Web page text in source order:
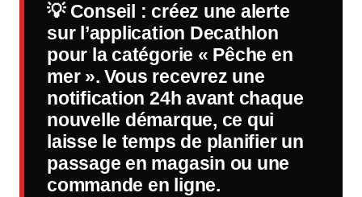
💡Conseil : créez une alerte
sur l’application Decathlon
pour la catégorie « Pêche en
mer ». Vous recevrez une
notification 24h avant chaque
nouvelle démarque, ce qui
laisse le temps de planifier un
passage en magasin ou une
commande en ligne.